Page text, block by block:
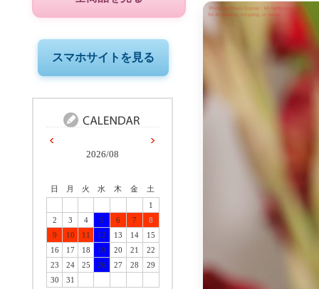
スマホサイトを見る
2026/08
日 月 火 水 木 金
土
1
2
3 4 5 6 7
8
9
10 11 12 13 14
15
16
17 18 19 20 21
22
23
24 25 26 27 28
29
30
31